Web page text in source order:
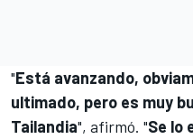
"Está avanzando,
ultimado, pero es muy
Tailandia", afirmó. "Se lo